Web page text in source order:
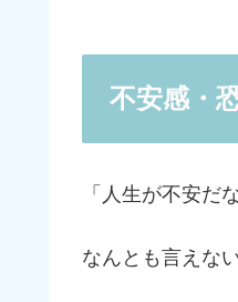
不安感・
「人生が不安だ
なんとも言えな